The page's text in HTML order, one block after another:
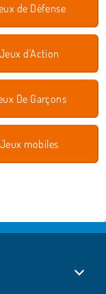
de Défense
Jeux d'Action
De Garçons
Jeux mobiles